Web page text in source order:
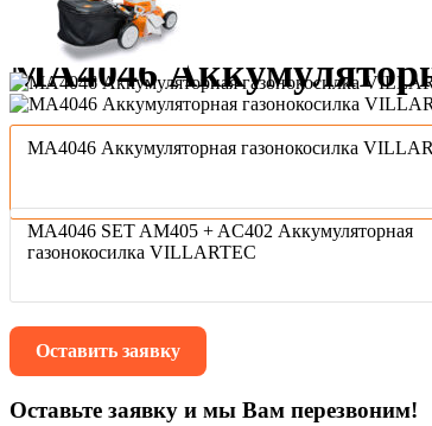
VILLARTEC
MA4046
MA4046 Аккумуляторная газонокосилка
MA4046 SET AM405 + AC402 Аккумуляторная
газонокосилка VILLARTEC
Оставить заявку
Оставьте заявку и мы Вам перезвоним!